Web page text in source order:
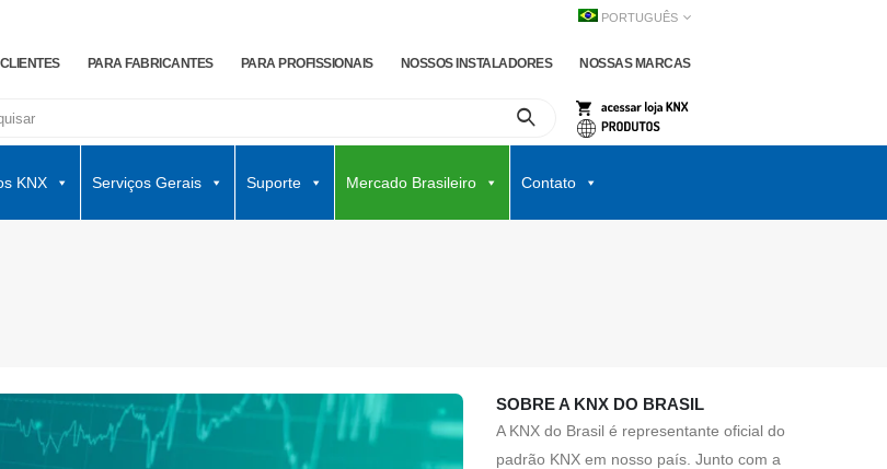
PORTUGUÊS
PARA FABRICANTES PARA PROFISSIONAIS NOSSOS INSTALADORES NOSSAS MARCAS
KNX Serviços Gerais Suporte Mercado Brasileiro Contato
SOBRE A KNX DO BRASIL
A KNX do Brasil é representante oficial do
padrão KNX em nosso país. Junto com a